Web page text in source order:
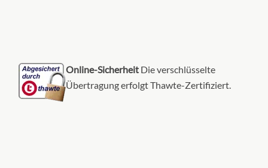
Online-Sicherheit Die verschlüsselte
Übertragung erfolgt Thawte-Zertifiziert.